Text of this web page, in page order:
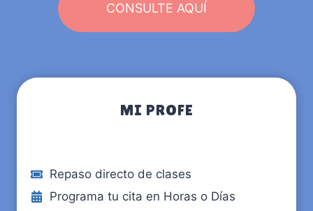
CONSULTE AQUÍ
MI PROFE
Repaso directo de clases
Programa tu cita en Horas o Días